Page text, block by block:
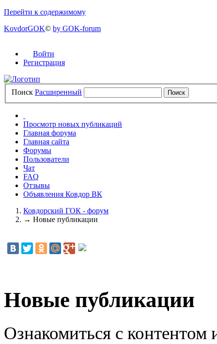
Перейти к содержимому
KovdorGOK© by GOK-forum
Войти
Регистрация
Поиск Расширенный
Просмотр новых публикаций
Главная форума
Главная сайта
Форумы
Пользователи
Чат
FAQ
Отзывы
Объявления Ковдор ВК
Ковдорский ГОК - форум
→ Новые публикации
Новые публикации
Ознакомиться с контентом